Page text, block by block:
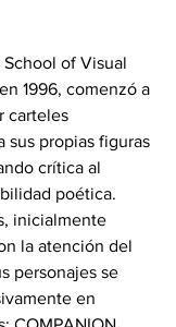
School of Visual
1996, comenzó a
carteles
sus propias figuras
crítica al
poética.
inicialmente
la atención del
personajes se
en